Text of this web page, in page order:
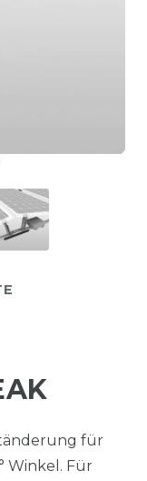
für
Winkel. Für